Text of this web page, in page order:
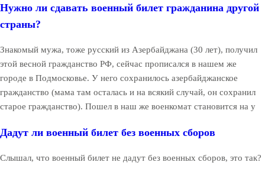
Нужно ли сдавать военный билет гражданина другой
страны?
Знакомый мужа, тоже русский из Азербайджана (30 лет), получил
этой весной гражданство РФ, сейчас прописался в нашем же
городе в Подмосковье. У него сохранилось азербайджанское
гражданство (мама там осталась и на всякий случай, он сохранил
старое гражданство). Пошел в наш же военкомат становится на у
Дадут ли военный билет без военных сборов
Слышал, что военный билет не дадут без военных сборов, это так?